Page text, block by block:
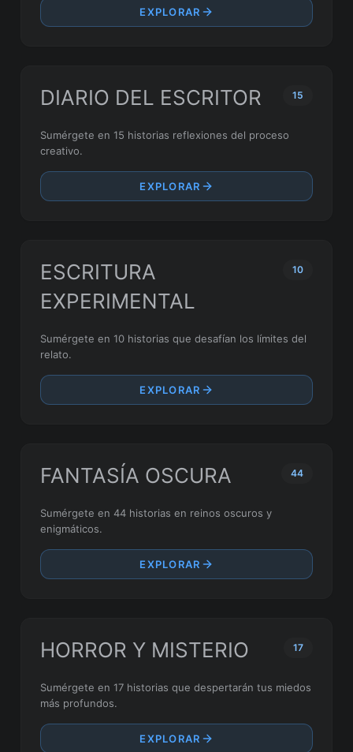
EXPLORAR
DIARIO DEL ESCRITOR 15
Sumérgete en 15 historias reflexiones del proceso
creativo.
EXPLORAR
ESCRITURA
EXPERIMENTAL
10
Sumérgete en 10 historias que desafían los límites del
relato.
EXPLORAR
FANTASÍA OSCURA 44
Sumérgete en 44 historias en reinos oscuros y
enigmáticos.
EXPLORAR
HORROR Y MISTERIO 17
Sumérgete en 17 historias que despertarán tus miedos
más profundos.
EXPLORAR